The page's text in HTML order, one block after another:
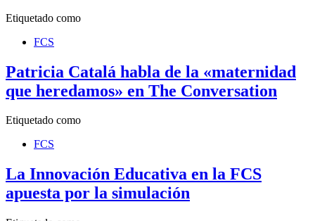
Etiquetado como
FCS
Patricia Catalá habla de la «maternidad
que heredamos» en The Conversation
Etiquetado como
FCS
La Innovación Educativa en la FCS
apuesta por la simulación